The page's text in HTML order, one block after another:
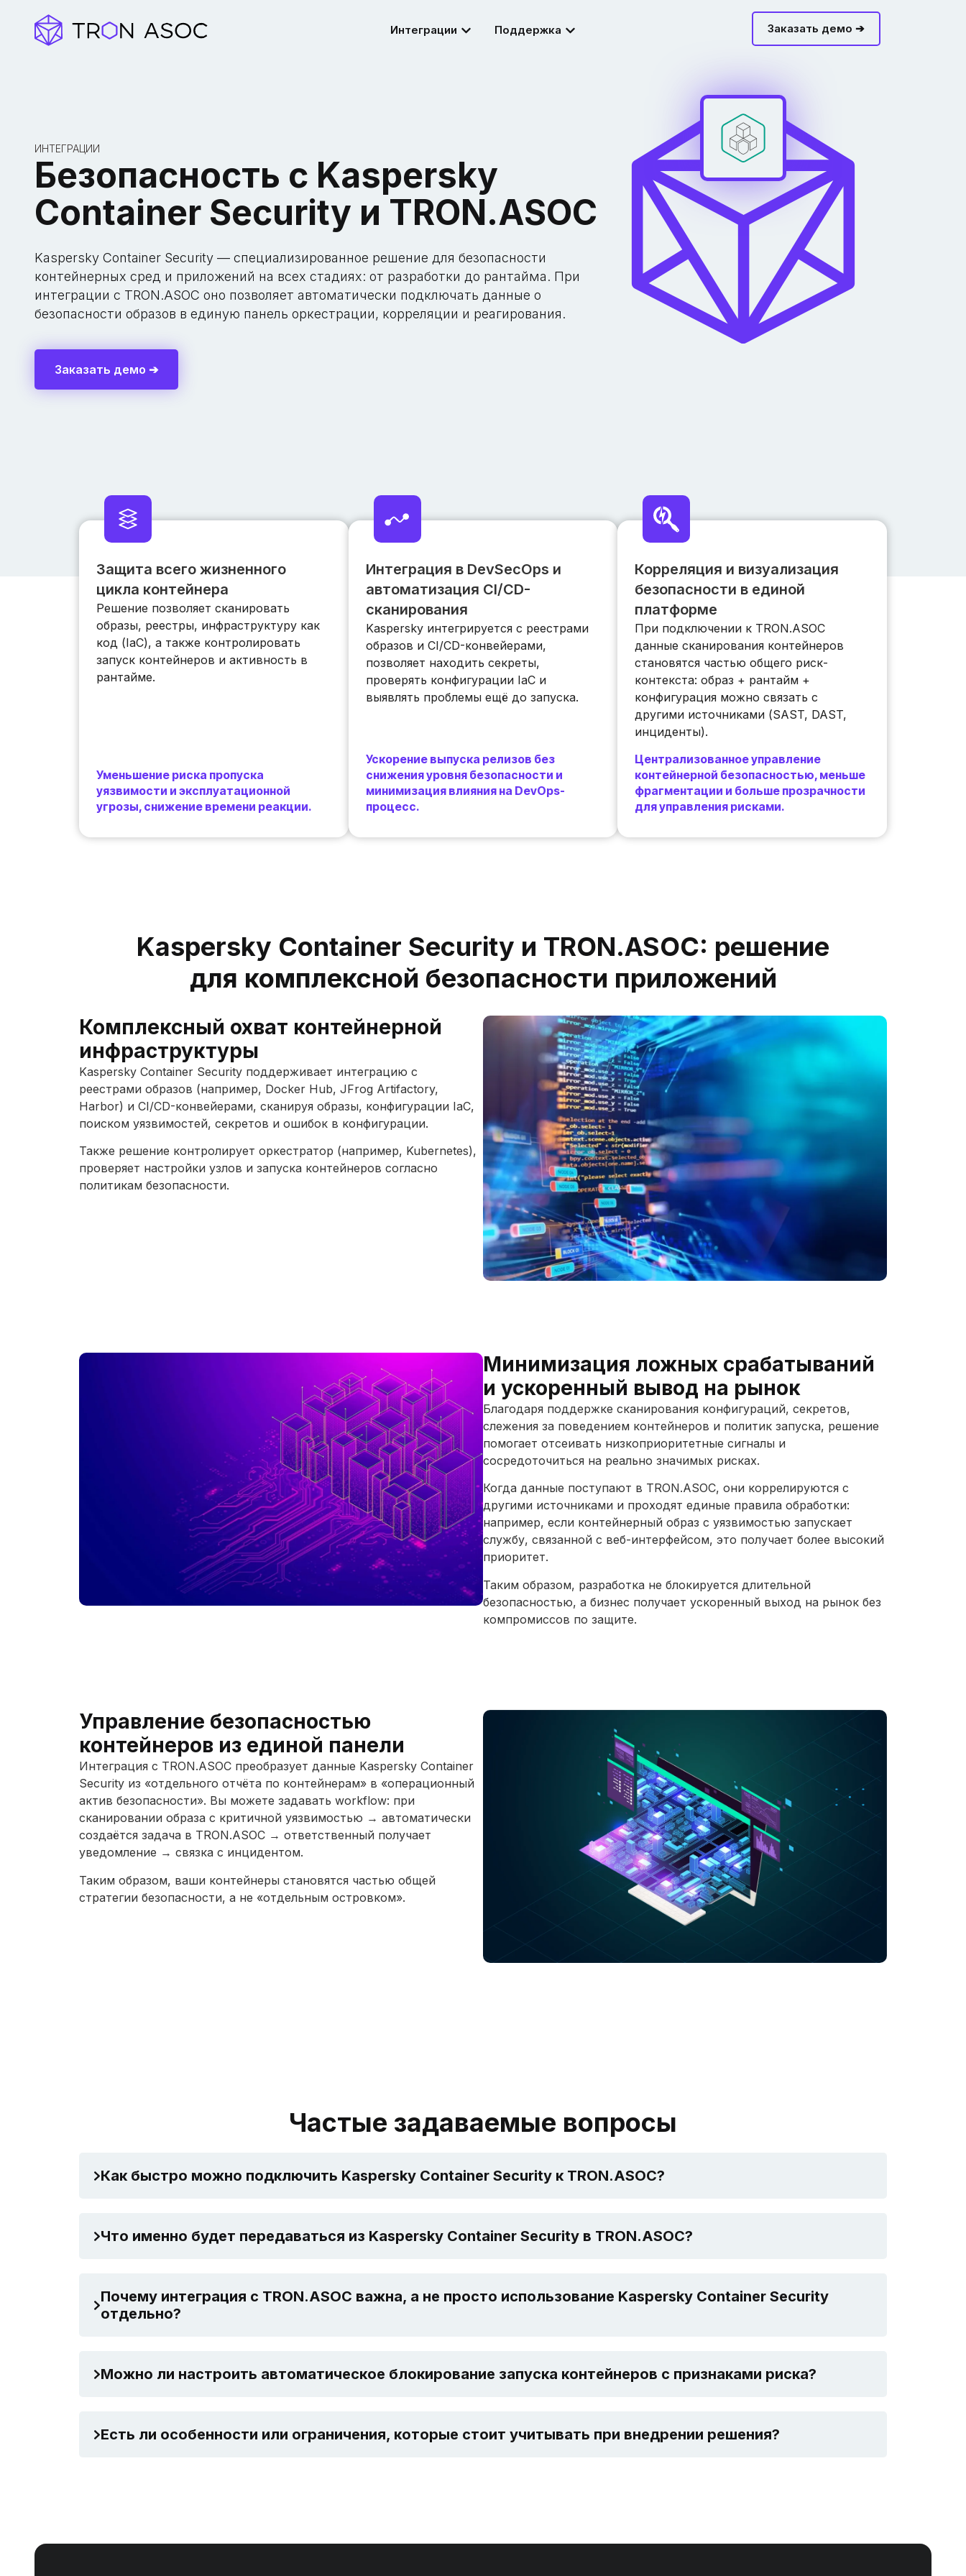
Интеграции Поддержка Заказать демо ➔
ИНТЕГРАЦИИ
Безопасность с Kaspersky
Container Security и TRON.ASOC
Kaspersky Container Security — специализированное решение для безопасности
контейнерных сред и приложений на всех стадиях: от разработки до рантайма. При
интеграции с TRON.ASOC оно позволяет автоматически подключать данные о
безопасности образов в единую панель оркестрации, корреляции и реагирования.
Заказать демо ➔
Защита всего жизненного
цикла контейнера
Решение позволяет сканировать
образы, реестры, инфраструктуру как
код (IaC), а также контролировать
запуск контейнеров и активность в
рантайме.
Уменьшение риска пропуска
уязвимости и эксплуатационной
угрозы, снижение времени реакции.
Интеграция в DevSecOps и
автоматизация CI/CD-
сканирования
Kaspersky интегрируется с реестрами
образов и CI/CD-конвейерами,
позволяет находить секреты,
проверять конфигурации IaC и
выявлять проблемы ещё до запуска.
Ускорение выпуска релизов без
снижения уровня безопасности и
минимизация влияния на DevOps-
процесс.
Корреляция и визуализация
безопасности в единой
платформе
При подключении к TRON.ASOC
данные сканирования контейнеров
становятся частью общего риск-
контекста: образ + рантайм +
конфигурация можно связать с
другими источниками (SAST, DAST,
инциденты).
Централизованное управление
контейнерной безопасностью, меньше
фрагментации и больше прозрачности
для управления рисками.
Kaspersky Container Security и TRON.ASOC: решение
для комплексной безопасности приложений
Комплексный охват контейнерной
инфраструктуры
Kaspersky Container Security поддерживает интеграцию с
реестрами образов (например, Docker Hub, JFrog Artifactory,
Harbor) и CI/CD-конвейерами, сканируя образы, конфигурации IaC,
поиском уязвимостей, секретов и ошибок в конфигурации.
Также решение контролирует оркестратор (например, Kubernetes),
проверяет настройки узлов и запуска контейнеров согласно
политикам безопасности.
Минимизация ложных срабатываний
и ускоренный вывод на рынок
Благодаря поддержке сканирования конфигураций, секретов,
слежения за поведением контейнеров и политик запуска, решение
помогает отсеивать низкоприоритетные сигналы и
сосредоточиться на реально значимых рисках.
Когда данные поступают в TRON.ASOC, они коррелируются с
другими источниками и проходят единые правила обработки:
например, если контейнерный образ с уязвимостью запускает
службу, связанной с веб-интерфейсом, это получает более высокий
приоритет.
Таким образом, разработка не блокируется длительной
безопасностью, а бизнес получает ускоренный выход на рынок без
компромиссов по защите.
Управление безопасностью
контейнеров из единой панели
Интеграция с TRON.ASOC преобразует данные Kaspersky Container
Security из «отдельного отчёта по контейнерам» в «операционный
актив безопасности». Вы можете задавать workflow: при
сканировании образа с критичной уязвимостью → автоматически
создаётся задача в TRON.ASOC → ответственный получает
уведомление → связка с инцидентом.
Таким образом, ваши контейнеры становятся частью общей
стратегии безопасности, а не «отдельным островком».
Частые задаваемые вопросы
Как быстро можно подключить Kaspersky Container Security к TRON.ASOC?
Что именно будет передаваться из Kaspersky Container Security в TRON.ASOC?
Почему интеграция с TRON.ASOC важна, а не просто использование Kaspersky Container Security
отдельно?
Можно ли настроить автоматическое блокирование запуска контейнеров с признаками риска?
Есть ли особенности или ограничения, которые стоит учитывать при внедрении решения?